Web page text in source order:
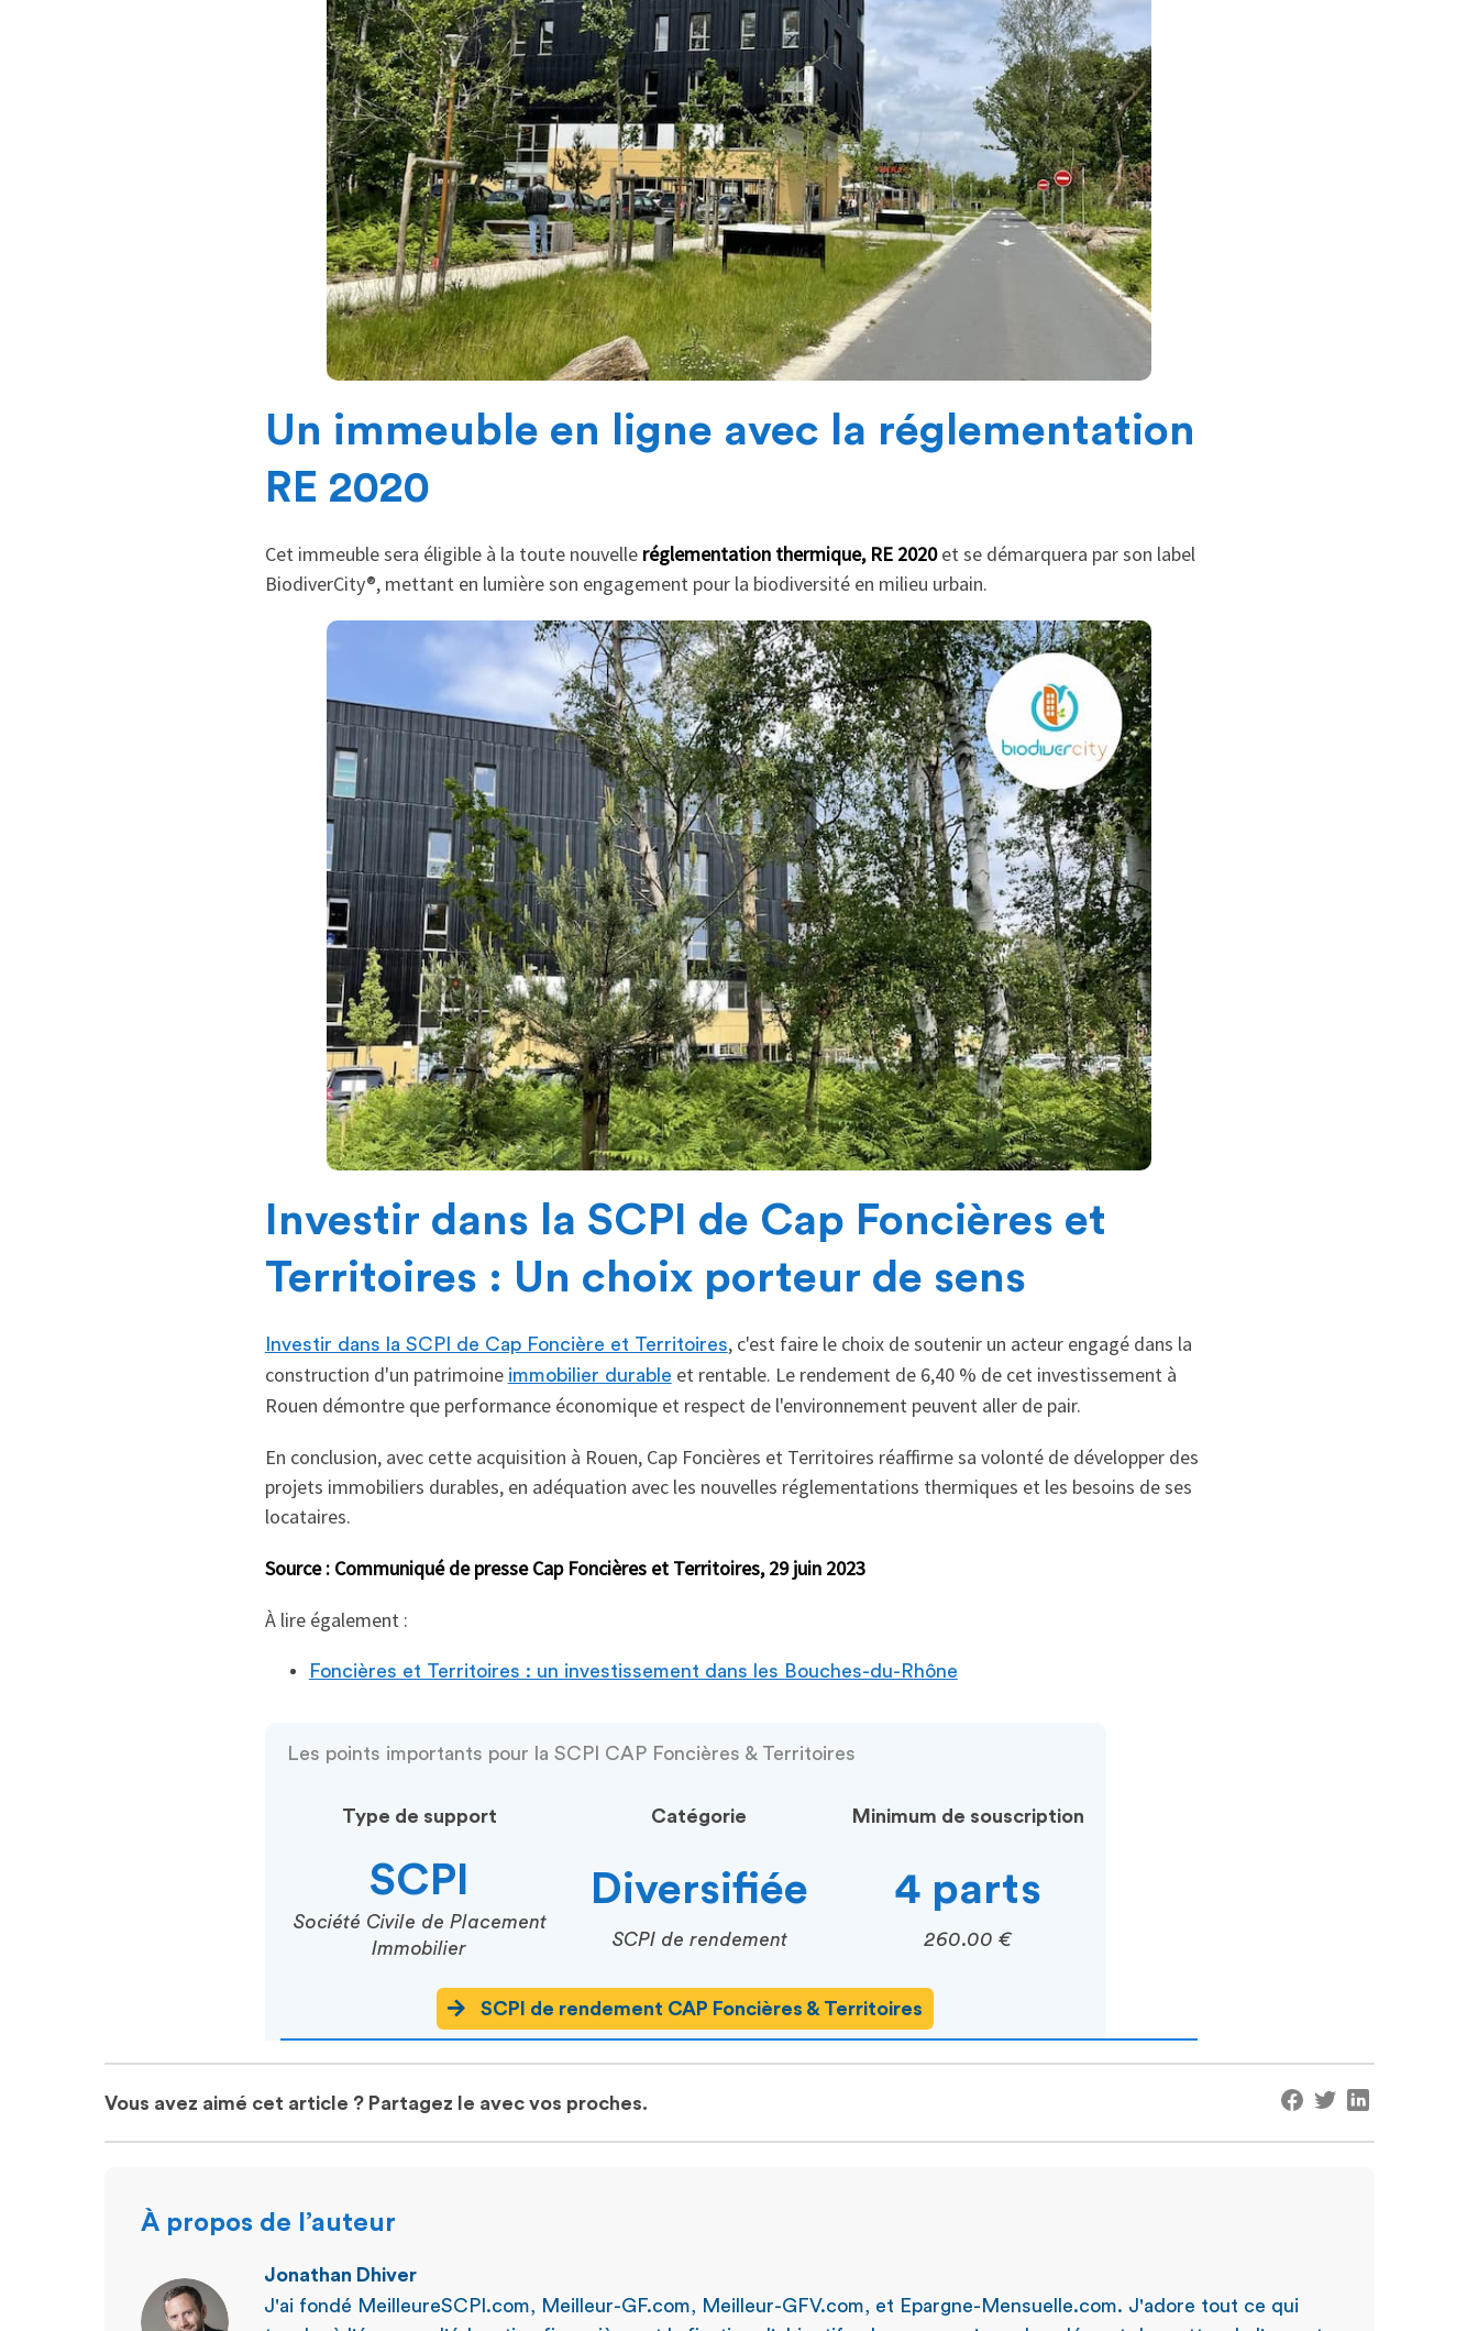
Un immeuble en ligne avec la réglementation
RE 2020
Cet immeuble sera éligible à la toute nouvelle réglementation thermique, RE 2020et se démarquera par son label
BiodiverCity®, mettant en lumière son engagement pour la biodiversité en milieu urbain.
Investir dans la SCPI de Cap Foncières et
Territoires : Un choix porteur de sens
Investir dans la SCPI de Cap Foncière et Territoires, c'est faire le choix de soutenir un acteur engagé dans la
construction d'un patrimoine immobilier durable et rentable. Le rendement de 6,40 % de cet investissement à
Rouen démontre que performance économique et respect de l'environnement peuvent aller de pair.
En conclusion, avec cette acquisition à Rouen, Cap Foncières et Territoires réaffirme sa volonté de développer des
projets immobiliers durables, en adéquation avec les nouvelles réglementations thermiques et les besoins de ses
locataires.
Source : Communiqué de presse Cap Foncières et Territoires, 29 juin 2023
À lire également :
Foncières et Territoires : un investissement dans les Bouches-du-Rhône
Les points importants pour la SCPI CAP Foncières & Territoires
Type de support
SCPI
Société Civile de Placement
Immobilier
Catégorie
Diversifiée
SCPI de rendement
Minimum de souscription
4 parts
260.00 €
SCPI de rendement CAP Foncières & Territoires
Vous avez aimé cet article ? Partagez le avec vos proches.
À propos de l’auteur
Jonathan Dhiver
J'ai fondé MeilleureSCPI.com, Meilleur-GF.com, Meilleur-GFV.com, et Epargne-Mensuelle.com. J'adore tout ce qui